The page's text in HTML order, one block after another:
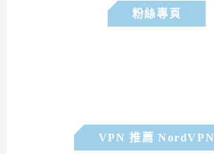
粉絲專頁
VPN 推薦 NordVPN